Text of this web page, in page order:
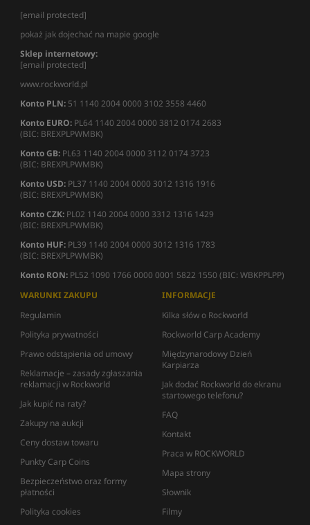
[email protected]
pokaż jak dojechać na mapie google
Sklep internetowy:
[email protected]
www.rockworld.pl
Konto PLN: 51 1140 2004 0000 3102 3558 4460
Konto EURO: PL64 1140 2004 0000 3812 0174 2683
(BIC: BREXPLPWMBK)
Konto GB: PL63 1140 2004 0000 3112 0174 3723
(BIC: BREXPLPWMBK)
Konto USD: PL37 1140 2004 0000 3012 1316 1916
(BIC: BREXPLPWMBK)
Konto CZK: PL02 1140 2004 0000 3312 1316 1429
(BIC: BREXPLPWMBK)
Konto HUF: PL39 1140 2004 0000 3012 1316 1783
(BIC: BREXPLPWMBK)
Konto RON: PL52 1090 1766 0000 0001 5822 1550 (BIC: WBKPPLPP)
WARUNKI ZAKUPU
Regulamin
Polityka prywatności
Prawo odstąpienia od umowy
Reklamacje – zasady zgłaszania
reklamacji w Rockworld
Jak kupić na raty?
Zakupy na aukcji
Ceny dostaw towaru
Punkty Carp Coins
Bezpieczeństwo oraz formy
płatności
Polityka cookies
INFORMACJE
Kilka słów o Rockworld
Rockworld Carp Academy
Międzynarodowy Dzień
Karpiarza
Jak dodać Rockworld do ekranu
startowego telefonu?
FAQ
Kontakt
Praca w ROCKWORLD
Mapa strony
Słownik
Filmy